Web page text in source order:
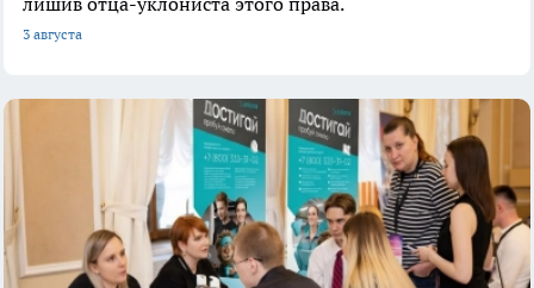
3 августа